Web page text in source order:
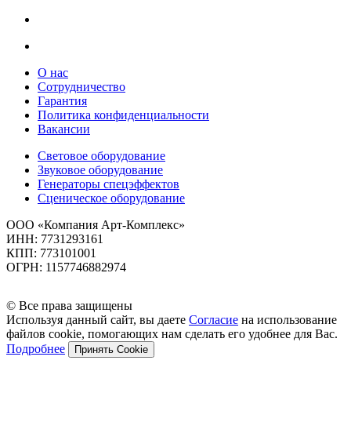
О нас
Сотрудничество
Гарантия
Политика конфиденциальности
Вакансии
Световое оборудование
Звуковое оборудование
Генераторы спецэффектов
Сценическое оборудование
ООО «Компания Арт-Комплекс»
ИНН: 7731293161
КПП: 773101001
ОГРН: 1157746882974
© Все права защищены
Используя данный сайт, вы даете Согласие на использование
файлов cookie, помогающих нам сделать его удобнее для Вас.
Подробнее
Принять Cookie